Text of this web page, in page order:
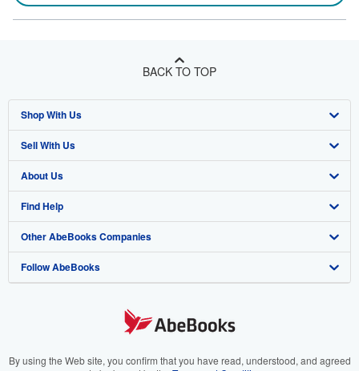
BACK TO TOP
Shop With Us
Advanced Search
Browse Collections
My Account
My Orders
View Basket
Sell With Us
Start Selling
Join Our Affiliate Program
Book Buyback
Refer a seller
About Us
About AbeBooks
Media
Careers
Your Ads Privacy Choices
Find Help
Help
Customer Support
Other AbeBooks Companies
AbeBooks.co.uk
AbeBooks.it
Follow AbeBooks
By using the Web site, you confirm that you have read, understood, and agreed